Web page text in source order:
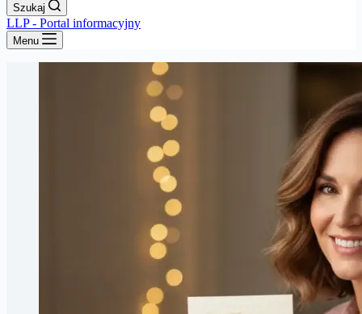
Szukaj
LLP - Portal informacyjny
Menu